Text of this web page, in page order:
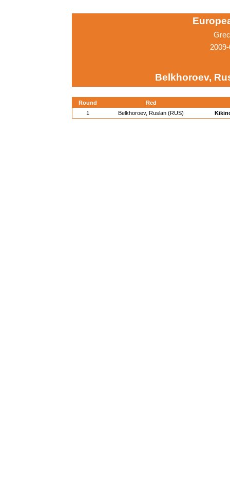
Belkhoroev,
Round
Red
1
Belkhoroev, Ruslan (RUS)